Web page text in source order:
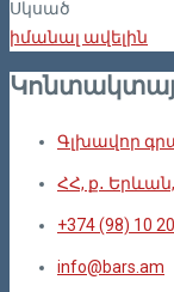
Սկսած
իմանալ ավելին
Գլխավոր
ՀՀ, ք․
+374 (98) 10
info@bars.am